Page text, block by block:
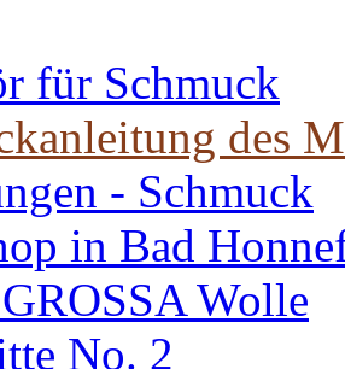
für Schmuck
des
- Schmuck
in Bad
Wolle
No. 2